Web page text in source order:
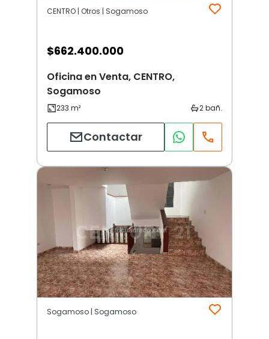
CENTRO | Otros | Sogamoso
$662.400.000
Oficina en Venta, CENTRO,
Sogamoso
Contactar
Sogamoso | Sogamoso